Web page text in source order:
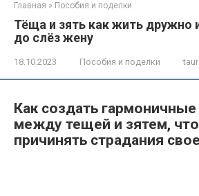
Главная » Пособия и поделки
Тёща и зять как жить дружно
до слёз жену
18.10.2023 Пособия и поделки
Как создать
между тещей и зятем,
причинять страдания